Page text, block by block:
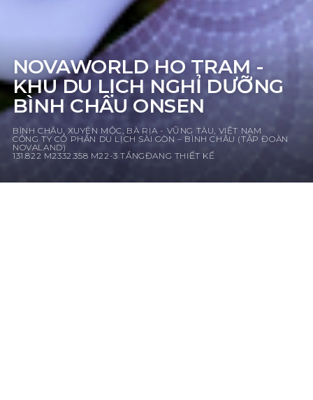
NOVAWORLD HO TRAM -
KHU DU LỊCH NGHỈ DƯỠNG
BÌNH CHÂU ONSEN
BÌNH CHÂU, XUYÊN MỘC, BÀ RỊA - VŨNG TÀU, VIỆT NAM
CÔNG TY CỔ PHẦN DU LỊCH SÀI GÒN – BÌNH CHÂU (TẬP ĐOÀN
NOVALAND)
131.822 M2332.358 M22-3 TẦNGĐANG THIẾT KẾ